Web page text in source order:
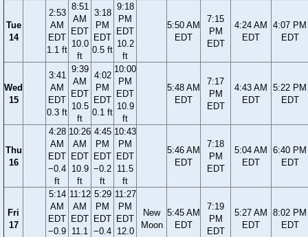
Tue
14
2:53
AM
EDT
1.1 ft
8:51
AM
EDT
10.0
ft
3:18
PM
EDT
0.5 ft
9:18
PM
EDT
10.2
ft
5:50 AM
EDT
7:15
PM
EDT
4:24 AM
EDT
4:07 PM
EDT
Wed
15
3:41
AM
EDT
0.3 ft
9:39
AM
EDT
10.5
ft
4:02
PM
EDT
0.1 ft
10:00
PM
EDT
10.9
ft
5:48 AM
EDT
7:17
PM
EDT
4:43 AM
EDT
5:22 PM
EDT
Thu
16
4:28
AM
EDT
−0.4
ft
10:26
AM
EDT
10.9
ft
4:45
PM
EDT
−0.2
ft
10:43
PM
EDT
11.5
ft
5:46 AM
EDT
7:18
PM
EDT
5:04 AM
EDT
6:40 PM
EDT
Fri
17
5:14
AM
EDT
−0.9
11:12
AM
EDT
11.1
5:29
PM
EDT
−0.4
11:27
PM
EDT
12.0
New
Moon
5:45 AM
EDT
7:19
PM
EDT
5:27 AM
EDT
8:02 PM
EDT